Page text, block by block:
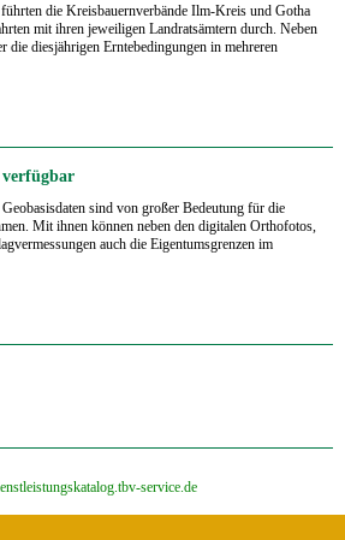
die Kreisbauernverbände Ilm-Kreis und Gotha
mit ihren jeweiligen Landratsämtern durch. Neben
die diesjährigen Erntebedingungen in mehreren
sind von großer Bedeutung für die
Mit ihnen können neben den digitalen Orthofotos,
auch die Eigentumsgrenzen im
service.de